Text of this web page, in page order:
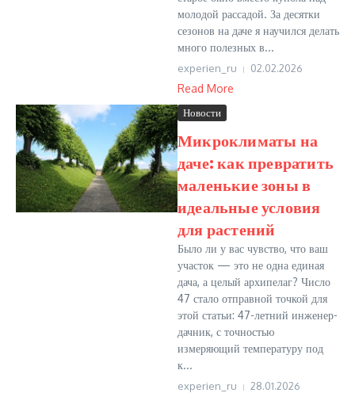
молодой рассадой. За десятки
сезонов на даче я научился делать
много полезных в...
experien_ru 02.02.2026
Read More
Новости
Микроклиматы на
даче: как превратить
маленькие зоны в
идеальные условия
для растений
Было ли у вас чувство, что ваш
участок — это не одна единая
дача, а целый архипелаг? Число
47 стало отправной точкой для
этой статьи: 47-летний инженер-
дачник, с точностью
измеряющий температуру под
к...
experien_ru 28.01.2026